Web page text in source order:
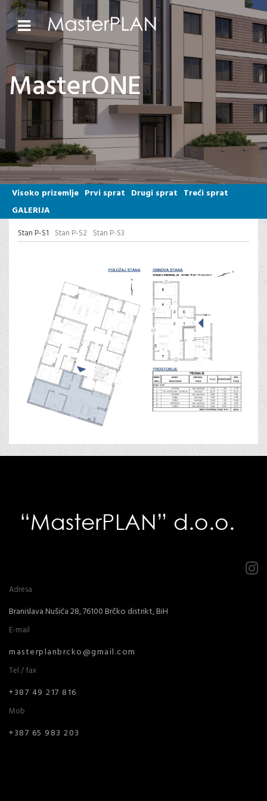
MasterONE
Visoko prizemlje Prvi sprat Drugi sprat Treći sprat
GALERIJA
Stan P-S1 Stan P-S2 Stan P-S3
Adresa
Branislava Nušića 28, 76100 Brčko distrikt, BiH
E-mail
masterplanbrcko@gmail.com
Tel / fax
+387 49 217 816
Mob
+387 65 983 203